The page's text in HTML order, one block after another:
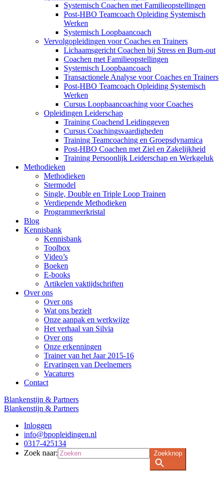
Systemisch Coachen met Familieopstellingen
Post-HBO Teamcoach Opleiding Systemisch
Werken
Systemisch Loopbaancoach
Vervolgopleidingen voor Coaches en Trainers
Lichaamsgericht Coachen bij Stress en Burn-out
Coachen met Familieopstellingen
Systemisch Loopbaancoach
Transactionele Analyse voor Coaches en Trainers
Post-HBO Teamcoach Opleiding Systemisch
Werken
Cursus Loopbaancoaching voor Coaches
Opleidingen Leiderschap
Training Coachend Leidinggeven
Cursus Coachingsvaardigheden
Training Teamcoaching en Groepsdynamica
Post-HBO Coachen met Ziel en Zakelijkheid
Training Persoonlijk Leiderschap en Werkgeluk
Methodieken
Methodieken
Stermodel
Single, Double en Triple Loop Trainen
Verdiepende Methodieken
Programmeerkristal
Blog
Kennisbank
Kennisbank
Toolbox
Video’s
Boeken
E-books
Artikelen vaktijdschriften
Over ons
Over ons
Wat ons bezielt
Onze aanpak en werkwijze
Het verhaal van Silvia
Over ons
Onze erkenningen
Trainer van het Jaar 2015-16
Ervaringen van Deelnemers
Vacatures
Contact
Blankenstijn & Partners
Blankenstijn & Partners
Inloggen
info@bpopleidingen.nl
0317-425134
Zoek naar:
Zoekknop